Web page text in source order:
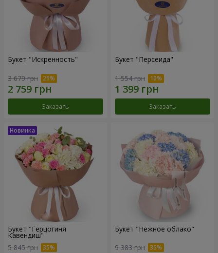
Букет "Искренность"
3 679 грн
Заказать
Букет "Персеида"
1 554 грн
Заказать
Букет "Герцогиня
Кавендиш"
5 845 грн
Букет "Нежное облако"
9 383 грн